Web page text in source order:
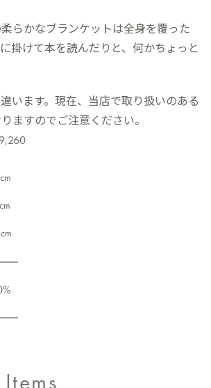
らかなブランケットは全身を覆った
掛けて本を読んだりと、何かちょっと
います。現在、当店で取り扱いのある
ますのでご注意ください。